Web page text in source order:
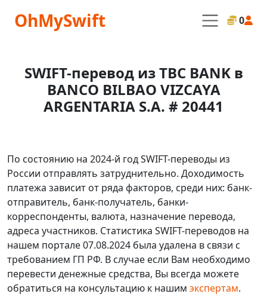
OhMySwift 0
SWIFT-перевод из TBC BANK в
BANCO BILBAO VIZCAYA
ARGENTARIA S.A. # 20441
По состоянию на 2024-й год SWIFT-переводы из
России отправлять затруднительно. Доходимость
платежа зависит от ряда факторов, среди них: банк-
отправитель, банк-получатель, банки-
корреспонденты, валюта, назначение перевода,
адреса участников. Статистика SWIFT-переводов на
нашем портале 07.08.2024 была удалена в связи с
требованием ГП РФ. В случае если Вам необходимо
перевести денежные средства, Вы всегда можете
обратиться на консультацию к нашим экспертам.